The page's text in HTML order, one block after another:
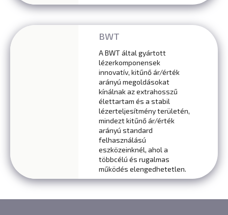
BWT
A BWT által gyártott
lézerkomponensek
innovatív, kitűnő ár/érték
arányú megoldásokat
kínálnak az extrahosszű
élettartam és a stabil
lézerteljesítmény területén,
mindezt kitűnő ár/érték
arányú standard
felhasználású
eszközeinknél, ahol a
többcélú és rugalmas
működés elengedhetetlen.